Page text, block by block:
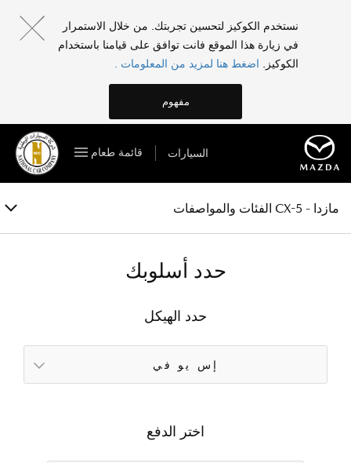
نستخدم الكوكيز لتحسين تجربتك. من خلال الاستمرار
في زيارة هذا الموقع فانت توافق على قيامنا باستخدام
الكوكيز.
اضغط هنا لمزيد من المعلومات .
مفهوم
السيارات قائمة طعام
مازدا - CX-5 الفئات والمواصفات
الفئات والمواصفات
الخصائص
المعرض
الملحقات
حدد أسلوبك
حدد الهيكل
إس يو في
اختر الدفع